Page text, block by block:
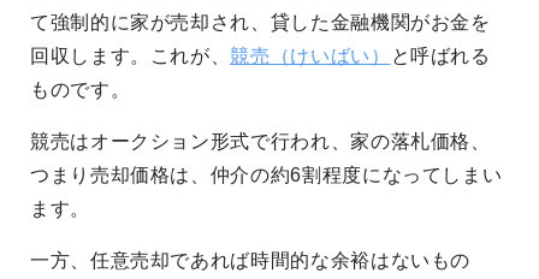
て強制的に家が売却され、貸した金融機関がお金を
回収します。これが、競売（けいばい）
と呼ばれる
ものです。
競売はオークション形式で行われ、家の落札価格、
つまり売却価格は、仲介の約6割程度になってしまい
ます。
一方、任意売却であれば時間的な余裕はないもの